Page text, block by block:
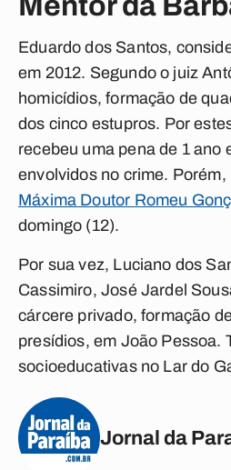
Eduardo dos Santos,
em 2012. Segundo o juiz
homicídios, formação de
dos cinco estupros. Por
recebeu uma pena de 1 ano
envolvidos no crime.
Máxima Doutor Romeu
domingo (12).
Por sua vez, Luciano dos
Cassimiro, José Jardel
cárcere privado, formação
presídios, em João Pessoa.
socioeducativas no Lar do
Jornal da